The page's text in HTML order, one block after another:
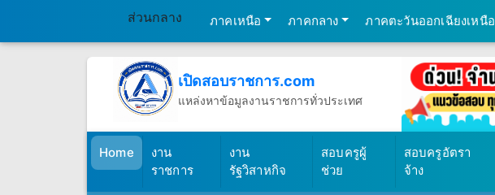
ส่วนกลาง ภาคเหนือ ภาคกลาง ภาคตะวันออกเฉียงเหนือ
เปิดสอบราชการ.com
แหล่งหาข้อมูลงานราชการทั่วประเทศ
Home(เปิดสอบราชการ)
งาน
ราชการ
งาน
รัฐวิสาหกิจ
สอบครูผู้
ช่วย
สอบครูอัตรา
จ้าง